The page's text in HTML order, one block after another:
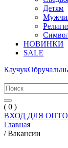
Детям
НОВИНКИ
SALE
Каучук
( 0 )
ВХОД ДЛЯ
Главная
/ Вакансии